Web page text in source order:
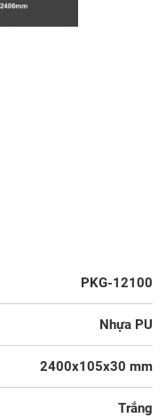
PKG-12100
Nhựa PU
2400x105x30 mm
Trắng